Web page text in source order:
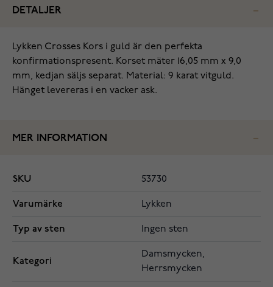
DETALJER
Lykken Crosses Kors i guld är den perfekta
konfirmationspresent. Korset mäter 16,05 mm x 9,0
mm, kedjan säljs separat. Material: 9 karat vitguld.
Hänget levereras i en vacker ask.
MER INFORMATION
SKU 53730
Varumärke Lykken
Typ av sten Ingen sten
Kategori
Damsmycken,
Herrsmycken